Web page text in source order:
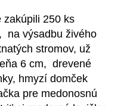
zakúpili 250 ks
na výsadbu živého
stromov, už
6 cm, drevené
hmyzí domček
pre medonosnú